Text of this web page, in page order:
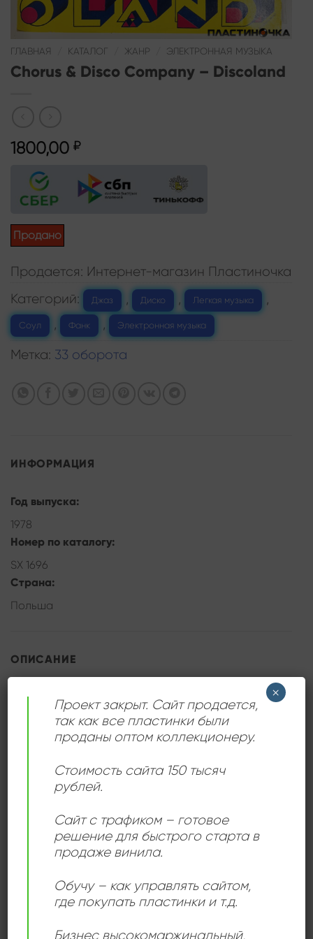
ГЛАВНАЯ КАТАЛОГ ЖАНР ЭЛЕКТРОННАЯ МУЗЫКА
Chorus & Disco Company – Discoland
1800,00 ₽
Продано
Продается: Интернет-магазин Пластиночка
Категорий:
Джаз , Диско , Легкая музыка ,
Соул , Фанк , Электронная музыка
Метка: 33 оборота
ИНФОРМАЦИЯ
Год выпуска:
1978
Номер по каталогу:
SX 1696
Страна:
Польша
ОПИСАНИЕ
Зажигательный фанк и диско. Отличная пластинка
для любителей джаз фанка. Красный лейбл.
Supraphon
Проект закрыт. Сайт продается,
так как все пластинки были
проданы оптом коллекционеру.
Стоимость сайта 150 тысяч
рублей.
Сайт с трафиком – готовое
решение для быстрого старта в
продаже винила.
Обучу – как управлять сайтом,
где покупать пластинки и т.д.
Бизнес высокомаржинальный,
×